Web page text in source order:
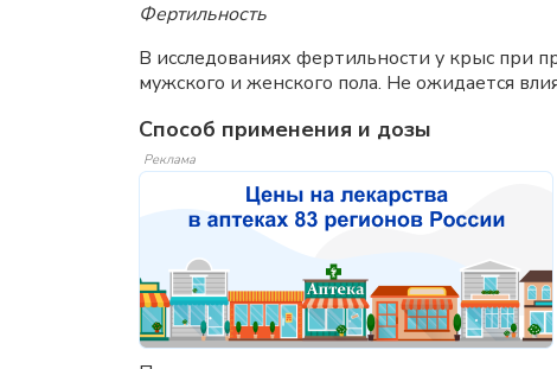
Фертильность
В исследованиях фертильности у крыс при
мужского и женского пола. Не ожидается
Способ применения и дозы
Реклама